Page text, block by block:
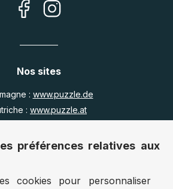
Nos sites
: www.puzzle.de
: www.puzzle.at
:
www.jigsawpuzzle.co.uk
revendeurs / détaillants
préférences relatives aux
cookies pour personnaliser